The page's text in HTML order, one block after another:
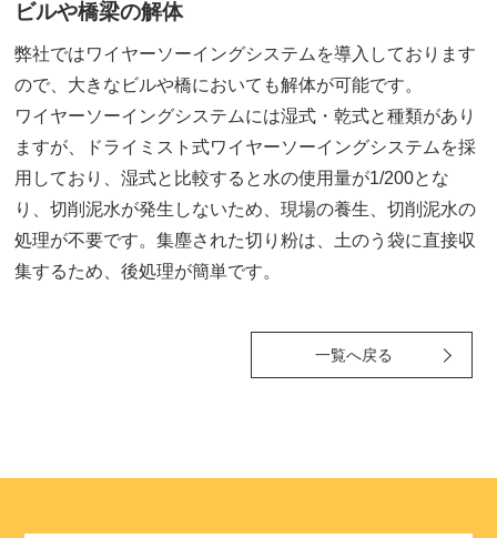
ビルや橋梁の解体
弊社ではワイヤーソーイングシステムを導入しております
ので、大きなビルや橋においても解体が可能です。
ワイヤーソーイングシステムには湿式・乾式と種類があり
ますが、ドライミスト式ワイヤーソーイングシステムを採
用しており、湿式と比較すると水の使用量が1/200とな
り、切削泥水が発生しないため、現場の養生、切削泥水の
処理が不要です。集塵された切り粉は、土のう袋に直接収
集するため、後処理が簡単です。
一覧へ戻る